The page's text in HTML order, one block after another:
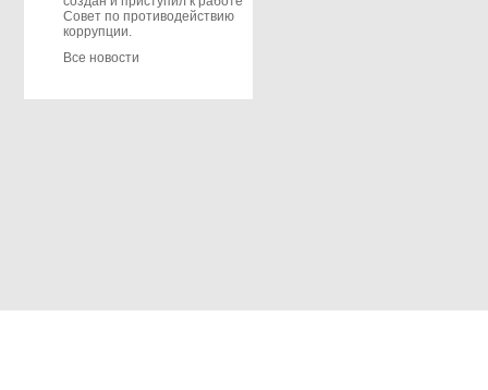
Совет по противодействию
коррупции.
Все новости